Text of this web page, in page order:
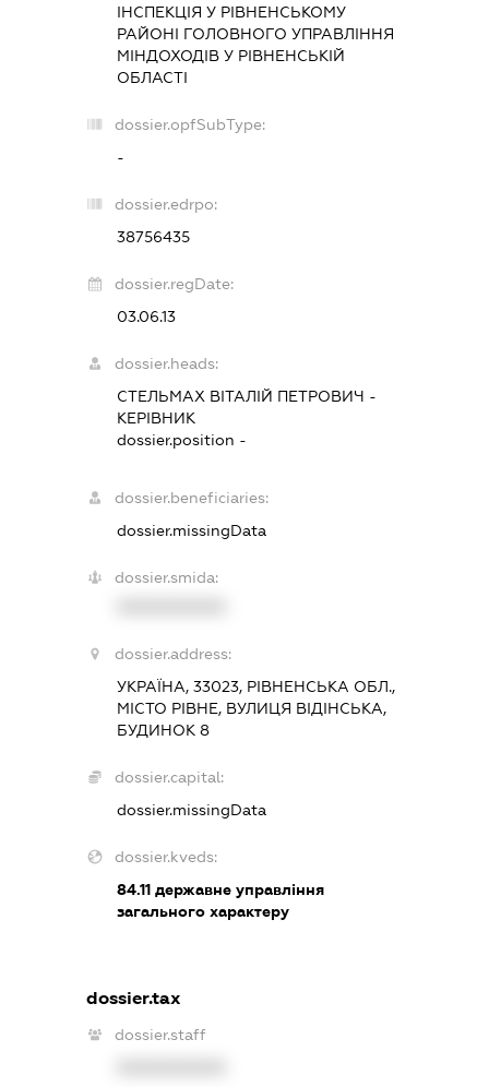
ІНСПЕКЦІЯ У РІВНЕНСЬКОМУ
РАЙОНІ ГОЛОВНОГО УПРАВЛІННЯ
МІНДОХОДІВ У РІВНЕНСЬКІЙ
ОБЛАСТІ
dossier.opfSubType:
-
dossier.edrpo:
38756435
dossier.regDate:
03.06.13
dossier.heads:
СТЕЛЬМАХ ВІТАЛІЙ ПЕТРОВИЧ -
КЕРІВНИК
dossier.position -
dossier.beneficiaries:
dossier.missingData
dossier.smida:
dossier.address:
УКРАЇНА, 33023, РІВНЕНСЬКА ОБЛ.,
МІСТО РІВНЕ, ВУЛИЦЯ ВІДІНСЬКА,
БУДИНОК 8
dossier.capital:
dossier.missingData
dossier.kveds:
84.11державне управління
загального характеру
dossier.tax
dossier.staff